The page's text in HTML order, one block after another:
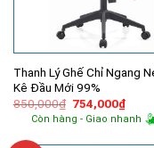
Thanh Lý Ghế Chỉ Ngang
Kê Đầu Mới 99%
850,000₫ Giá
gốc
là:
754,000₫Giá
hiện
tại
Còn hàng - Giao nhanh